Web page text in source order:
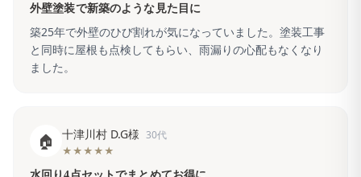
外壁塗装で新築のような見た目に
築25年で外壁のひび割れが気になっていました。塗装工事
と同時に屋根も点検してもらい、雨漏りの心配もなくなり
ました。
🏠 十津川村 D.G様 30代
★★★★★